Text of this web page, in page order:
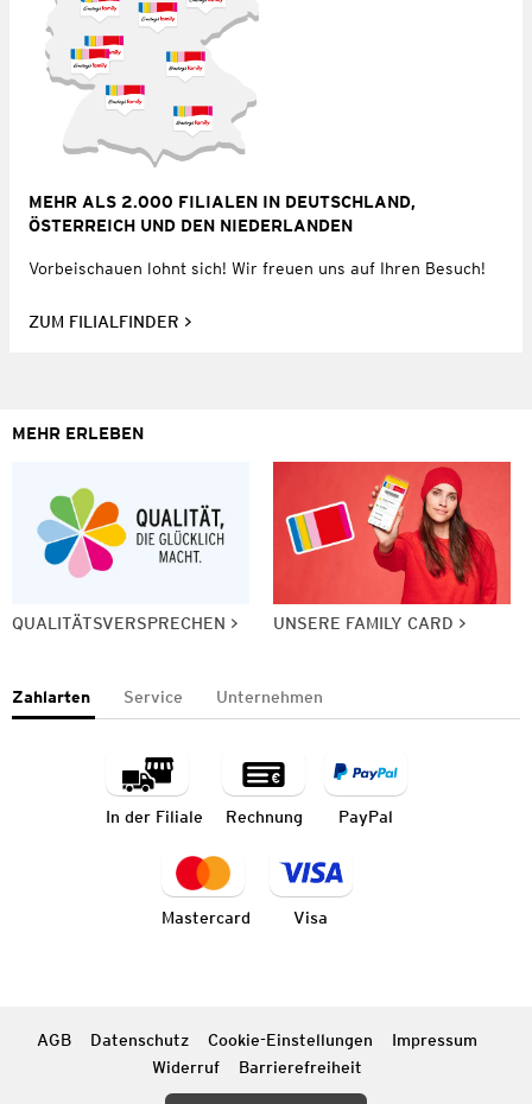
MEHR ALS 2.000 FILIALEN IN DEUTSCHLAND,
ÖSTERREICH UND DEN NIEDERLANDEN
Vorbeischauen lohnt sich! Wir freuen uns auf Ihren Besuch!
ZUM FILIALFINDER
MEHR ERLEBEN
QUALITÄTSVERSPRECHEN UNSERE FAMILY CARD
Zahlarten Service Unternehmen
In der Filiale Rechnung PayPal
Mastercard Visa
AGB Datenschutz Cookie-Einstellungen
Impressum
Widerruf
Barrierefreiheit